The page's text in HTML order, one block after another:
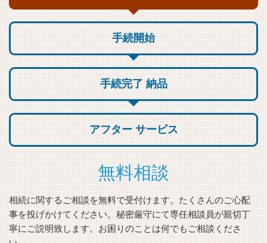
手続開始
手続完了 納品
アフターサービス
無料相談
相続に関するご相談を無料で受付けます。たくさんのご心配
事を投げかけてください。秘密厳守にて専任相談員が親切丁
寧にご説明致します。お困りのことは何でもご相談くださ